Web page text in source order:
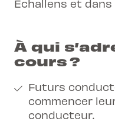
Echallens et dans
À qui
cours ?
Futurs
commencer
conducteur.